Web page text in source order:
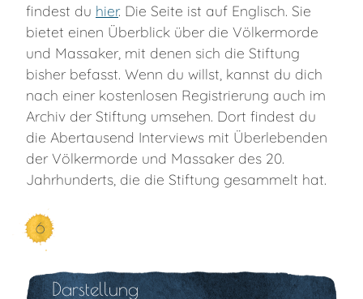
findest du hier. Die Seite ist auf Englisch. Sie
bietet einen Überblick über die Völkermorde
und Massaker, mit denen sich die Stiftung
bisher befasst. Wenn du willst, kannst du dich
nach einer kostenlosen Registrierung auch im
Archiv der Stiftung umsehen. Dort findest du
die Abertausend Interviews mit Überlebenden
der Völkermorde und Massaker des 20.
Jahrhunderts, die die Stiftung gesammelt hat.
6
Darstellung